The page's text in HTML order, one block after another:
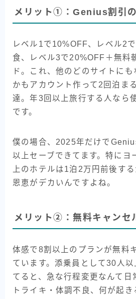
メリット①：Genius割引
レベル1で10%OFF、レベル2
食、レベル3で20%OFF＋無料
ド。これ、他のどのサイトにも
かもアカウント作って2回泊ま
達。年3回以上旅行する人なら
です。
僕の場合、2025年だけで
以上セーブできてます。特にヨ
上のホテルは1泊2万円前後す
恩恵がデカいんですよね。
メリット②：無料キャンセ
体感で8割以上のプランが無料
ています。添乗員として30人
てると、急な行程変更なんて日
トライキ・体調不良、何が起き